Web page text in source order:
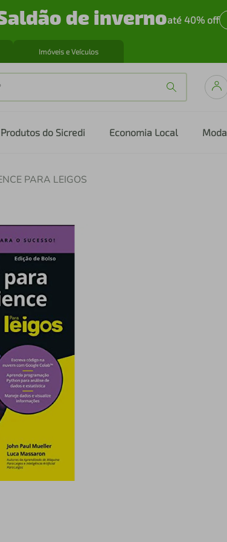
de invernoaté 40% off
Imóveis e Veículos
Produtos do Sicredi Economia Local Moda
PARA LEIGOS